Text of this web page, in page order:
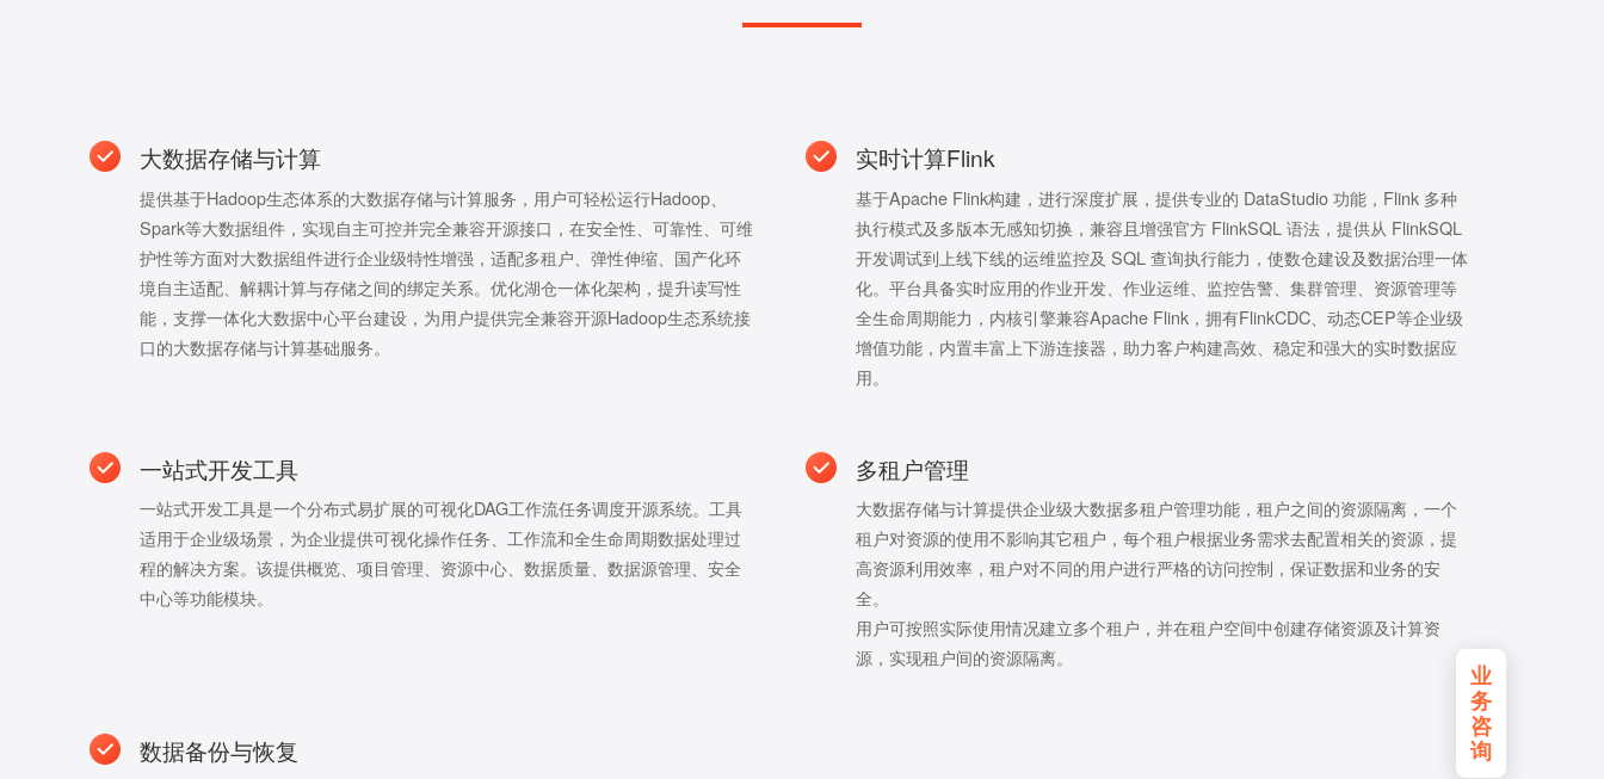
业
务
咨
询
大数据存储与计算
提供基于Hadoop生态体系的大数据存储与计算服务，用户可轻松运行Hadoop、
Spark等大数据组件，实现自主可控并完全兼容开源接口，在安全性、可靠性、可维
护性等方面对大数据组件进行企业级特性增强，适配多租户、弹性伸缩、国产化环
境自主适配、解耦计算与存储之间的绑定关系。优化湖仓一体化架构，提升读写性
能，支撑一体化大数据中心平台建设，为用户提供完全兼容开源Hadoop生态系统接
口的大数据存储与计算基础服务。
实时计算Flink
基于Apache Flink构建，进行深度扩展，提供专业的 DataStudio 功能，Flink 多种
执行模式及多版本无感知切换，兼容且增强官方 FlinkSQL 语法，提供从 FlinkSQL
开发调试到上线下线的运维监控及 SQL 查询执行能力，使数仓建设及数据治理一体
化。平台具备实时应用的作业开发、作业运维、监控告警、集群管理、资源管理等
全生命周期能力，内核引擎兼容Apache Flink，拥有FlinkCDC、动态CEP等企业级
增值功能，内置丰富上下游连接器，助力客户构建高效、稳定和强大的实时数据应
用。
一站式开发工具
一站式开发工具是一个分布式易扩展的可视化DAG工作流任务调度开源系统。工具
适用于企业级场景，为企业提供可视化操作任务、工作流和全生命周期数据处理过
程的解决方案。该提供概览、项目管理、资源中心、数据质量、数据源管理、安全
中心等功能模块。
多租户管理
大数据存储与计算提供企业级大数据多租户管理功能，租户之间的资源隔离，一个
租户对资源的使用不影响其它租户，每个租户根据业务需求去配置相关的资源，提
高资源利用效率，租户对不同的用户进行严格的访问控制，保证数据和业务的安
全。
用户可按照实际使用情况建立多个租户，并在租户空间中创建存储资源及计算资
源，实现租户间的资源隔离。
数据备份与恢复